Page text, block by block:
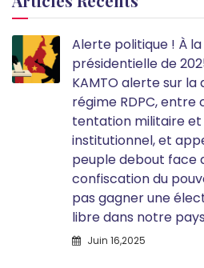
Alerte politique ! À
présidentielle de
KAMTO alerte sur
régime RDPC, entre
tentation militaire
institutionnel, et
peuple debout face
confiscation du
pas gagner une
libre dans notre
Juin 16,2025